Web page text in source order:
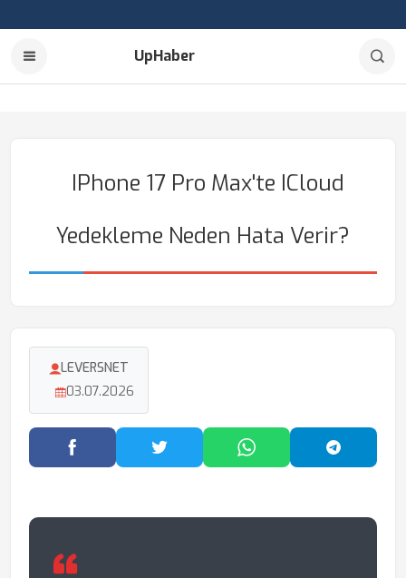
UpHaber
IPhone 17 Pro Max'te ICloud
Yedekleme Neden Hata Verir?
LEVERSNET
03.07.2026
Facebook'ta PaylaşTwitter'da PaylaşWhatsApp'ta Paylaş